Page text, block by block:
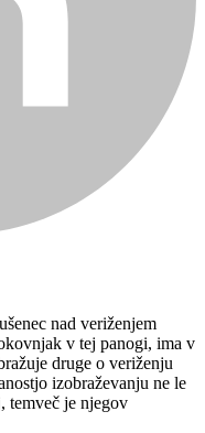
nad veriženjem
v tej panogi, ima v
druge o veriženju
izobraževanju ne le
temveč je njegov